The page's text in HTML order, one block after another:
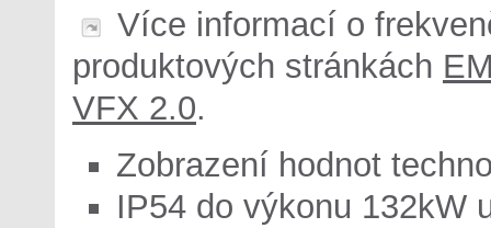
Více informací o
produktových stránkách
VFX 2.0.
Zobrazení hodnot
IP54 do výkonu 132kW